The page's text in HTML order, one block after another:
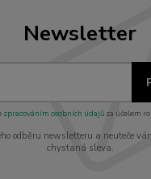
Newsletter
zpracováním osobních údajůza účelem
odběru newsletteru a neuteče
chystaná sleva.